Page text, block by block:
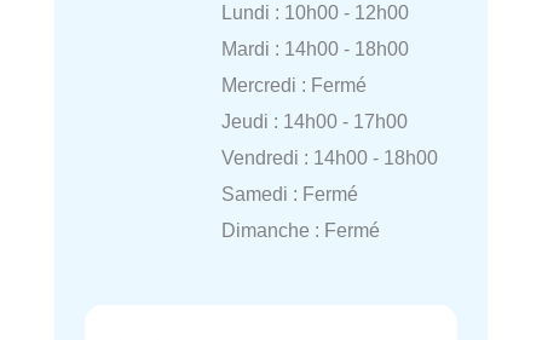
Lundi : 10h00 - 12h00
Mardi : 14h00 - 18h00
Mercredi : Fermé
Jeudi : 14h00 - 17h00
Vendredi : 14h00 - 18h00
Samedi : Fermé
Dimanche : Fermé